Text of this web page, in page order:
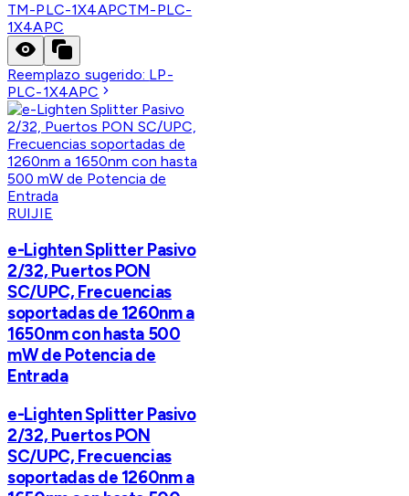
TM-PLC-1X4APCTM-PLC-
1X4APC
Reemplazo sugerido: LP-
PLC-1X4APC
RUIJIE
e-Lighten Splitter Pasivo
2/32, Puertos PON
SC/UPC, Frecuencias
soportadas de 1260nm a
1650nm con hasta 500
mW de Potencia de
Entrada
e-Lighten Splitter Pasivo
2/32, Puertos PON
SC/UPC, Frecuencias
soportadas de 1260nm a